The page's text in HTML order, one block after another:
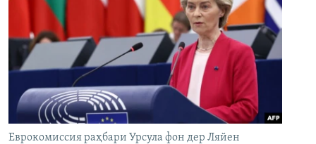
Еврокомиссия раҳбари Урсула фон дер Ляйен